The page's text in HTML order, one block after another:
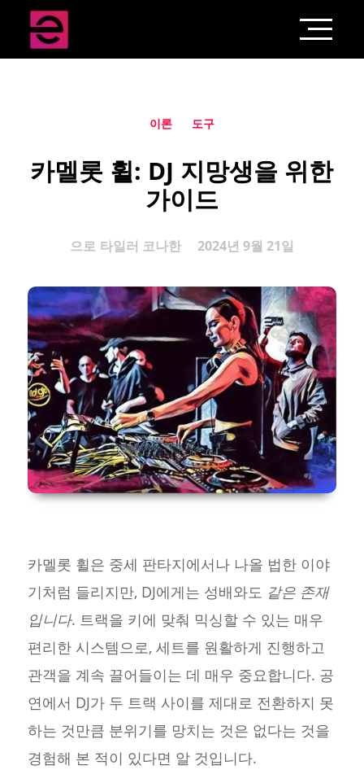
이론 도구
카멜롯 휠: DJ 지망생을 위한
가이드
으로 타일러 코나한 2024년 9월 21일
카멜롯 휠은 중세 판타지에서나 나올 법한 이야
기처럼 들리지만, DJ에게는 성배와도 같은 존재
입니다. 트랙을 키에 맞춰 믹싱할 수 있는 매우
편리한 시스템으로, 세트를 원활하게 진행하고
관객을 계속 끌어들이는 데 매우 중요합니다. 공
연에서 DJ가 두 트랙 사이를 제대로 전환하지 못
하는 것만큼 분위기를 망치는 것은 없다는 것을
경험해 본 적이 있다면 알 것입니다.